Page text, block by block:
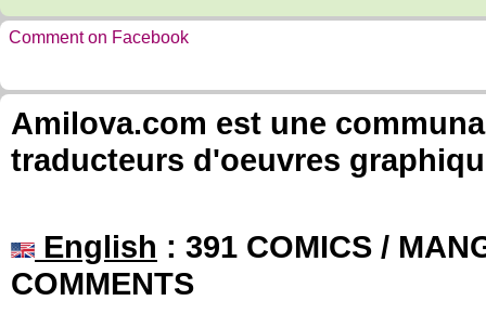
Comment on Facebook
Amilova.com est une
traducteurs d'oeuvres
English : 391 COMICS /
COMMENTS